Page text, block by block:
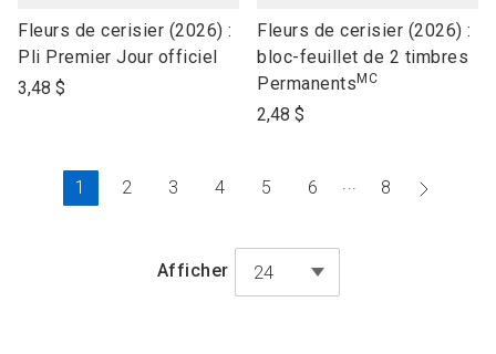
link
to
open
Fleurs de cerisier (2026) :
Pli Premier Jour officiel
3,48 $
link
to
open
product
Fleurs de cerisier (2026) :
bloc-feuillet de 2 timbres
Permanents MC
2,48 $
Afficher 24
Page
1 2 3 4 5 6 ... 8